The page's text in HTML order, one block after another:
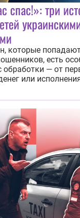
спас!»: три
которые
есть
обработки — от
или
занять от двух
Детей